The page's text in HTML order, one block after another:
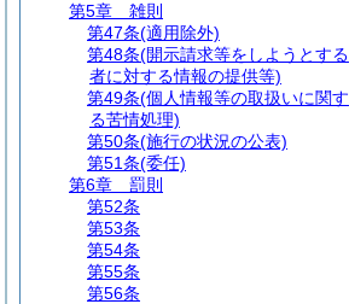
第5章
雑則
第47条(適用除外)
第48条(開示請求等をしようとする
者に対する情報の提供等)
第49条(個人情報等の取扱いに関す
る苦情処理)
第50条(施行の状況の公表)
第51条(委任)
第6章
罰則
第52条
第53条
第54条
第55条
第56条